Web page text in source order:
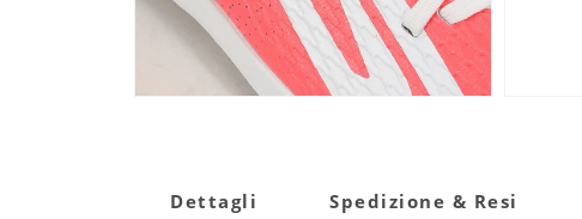
Dettagli Spedizione & Resi